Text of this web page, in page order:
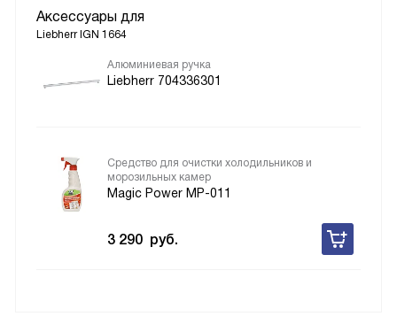
Аксессуары для
Liebherr IGN 1664
Алюминиевая ручка
Liebherr 704336301
Средство для очистки холодильников и
морозильных камер
Magic Power MP-011
3 290 руб.